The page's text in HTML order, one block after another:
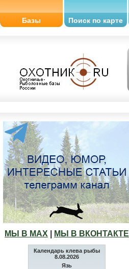
Базы Поиск по карте
МЫ В МАХ МЫ В ВКОНТАКТЕ
Календарь клева рыбы
8.08.2026
Язь